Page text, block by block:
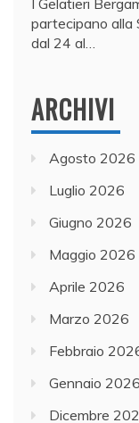
partecipano alla
dal 24 al…
ARCHIVI
Agosto 2026
Luglio 2026
Giugno 2026
Maggio 2026
Aprile 2026
Marzo 2026
Febbraio
Gennaio 2026
Dicembre